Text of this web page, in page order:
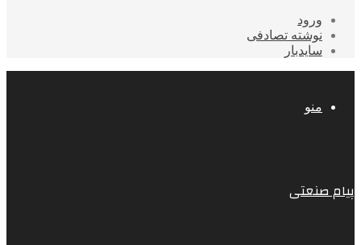
ورود
نوشته تصادفی
سایدبار
منو
پیام صنعتی